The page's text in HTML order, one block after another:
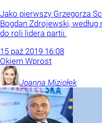
Jako pierwszy Grzegorza
Bogdan Zdrojewski,
do roli lidera partii.
15 paź 2019 16:08
Okiem Wprost
Joanna Miziołek